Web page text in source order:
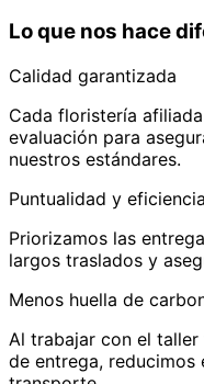
Lo que nos hace
Calidad garantizada
Cada floristería
evaluación para
nuestros estándares.
Puntualidad y eficiencia
Priorizamos las
largos traslados y
Menos huella de
Al trabajar con el
de entrega,